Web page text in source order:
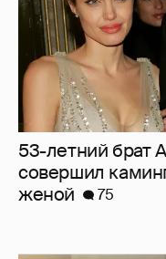
53-летний
совершил
женой
75